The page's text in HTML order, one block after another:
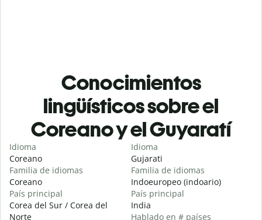
Conocimientos
lingüísticos sobre el
Coreano y el Guyaratí
Idioma
Coreano
Familia de idiomas
Coreano
País principal
Corea del Sur / Corea del
Norte
Idioma
Gujarati
Familia de idiomas
Indoeuropeo (indoario)
País principal
India
Hablado en # países